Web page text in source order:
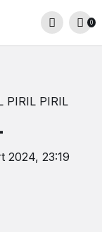
0
PIRIL PIRIL
2024, 23:19